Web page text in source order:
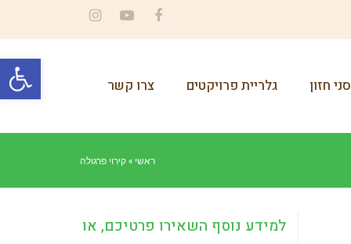
פתח
חזון גלריית פרויקטים צרו קשר
ראשי »קירוי פרגולה
למידע נוסף השאירו פרטיכם, או